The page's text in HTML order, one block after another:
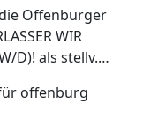
Offenburger
WIR
W/D)! als stellv.…
offenburg